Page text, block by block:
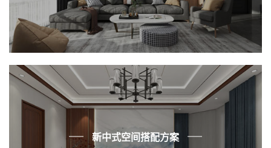
新中式空间搭配方案